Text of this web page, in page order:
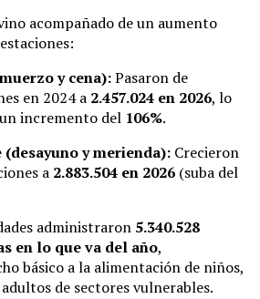
acompañado de un aumento
y cena):Pasaron de
en 2024 a 2.457.024 en 2026, lo
incremento del 106%.
(desayuno y merienda): Crecieron
a 2.883.504 en 2026 (suba del
administraron 5.340.528
en lo que va del año,
básico a la alimentación de niños,
de sectores vulnerables.